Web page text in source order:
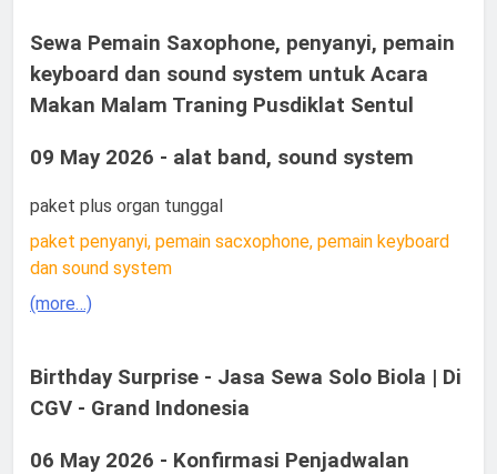
Sewa Pemain Saxophone, penyanyi, pemain
keyboard dan sound system untuk Acara
Makan Malam Traning Pusdiklat Sentul
09 May 2026 - alat band, sound system
paket plus organ tunggal
paket penyanyi, pemain sacxophone, pemain keyboard
dan sound system
(more…)
Birthday Surprise - Jasa Sewa Solo Biola | Di
CGV - Grand Indonesia
06 May 2026 - Konfirmasi Penjadwalan